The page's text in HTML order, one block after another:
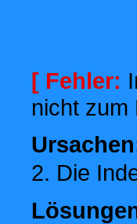
[ Fehler:
nicht zum
2. Die